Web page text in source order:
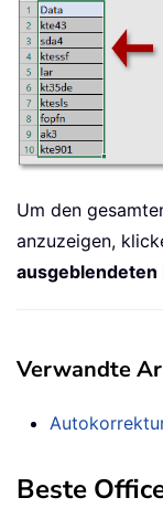
Um den
anzuzeigen,
Verwandte
Beste